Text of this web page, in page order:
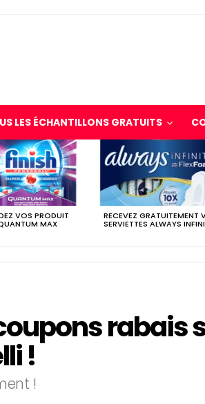
LES ÉCHANTILLONS GRATUITS
VOS PRODUIT
MAX
RECEVEZ GRATUITEMENT
SERVIETTES ALWAYS
rabais
!
!